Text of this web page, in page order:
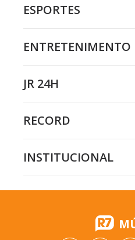
ESPORTES
ENTRETENIMENTO
JR 24H
RECORD
INSTITUCIONAL